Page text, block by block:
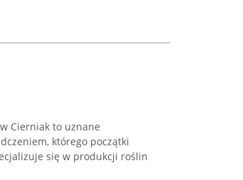
Cierniak to uznane
którego początki
się w produkcji roślin